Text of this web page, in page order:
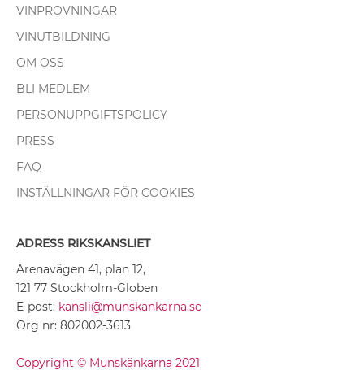
VINPROVNINGAR
VINUTBILDNING
OM OSS
BLI MEDLEM
PERSONUPPGIFTSPOLICY
PRESS
FAQ
INSTÄLLNINGAR FÖR COOKIES
ADRESS RIKSKANSLIET
Arenavägen 41, plan 12,
121 77 Stockholm-Globen
E-post: kansli@munskankarna.se
Org nr: 802002-3613
Copyright © Munskänkarna 2021